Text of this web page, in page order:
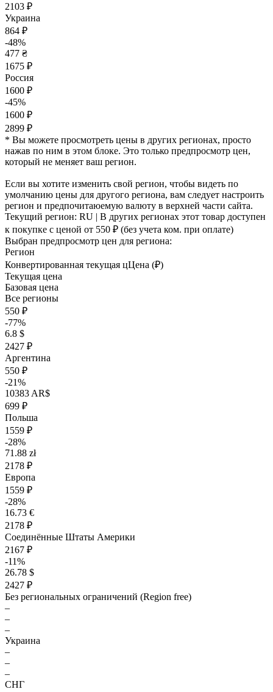
2103 ₽
Украина
864 ₽
-48%
477 ₴
1675 ₽
Россия
1600 ₽
-45%
1600 ₽
2899 ₽
* Вы можете просмотреть цены в других регионах, просто
нажав по ним в этом блоке. Это только предпросмотр цен,
который не меняет ваш регион.
Если вы хотите изменить свой регион, чтобы видеть по
умолчанию цены для другого региона, вам следует настроить
регион и предпочитаюемую валюту в верхней части сайта.
Текущий регион: RU | В других регионах этот товар доступен
к покупке с ценой от 550 ₽ (без учета ком. при оплате)
Выбран предпросмотр цен для региона:
Регион
Конвертированная текущая цЦена (₽)
Текущая цена
Базовая цена
Все регионы
550 ₽
-77%
6.8 $
2427 ₽
Аргентина
550 ₽
-21%
10383 AR$
699 ₽
Польша
1559 ₽
-28%
71.88 zł
2178 ₽
Европа
1559 ₽
-28%
16.73 €
2178 ₽
Соединённые Штаты Америки
2167 ₽
-11%
26.78 $
2427 ₽
Без региональных ограничений (Region free)
–
–
–
Украина
–
–
–
СНГ